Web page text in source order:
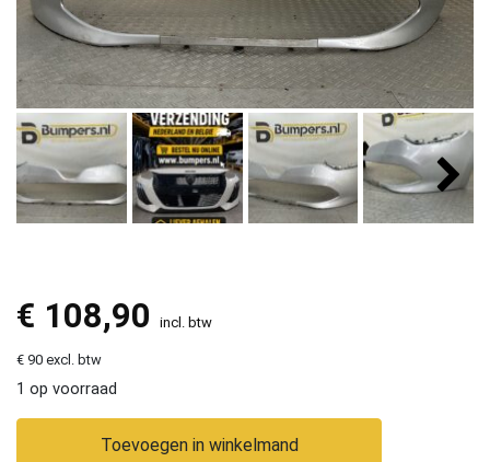
€ 108,90 incl. btw
€ 90 excl. btw
1 op voorraad
Toevoegen in winkelmand